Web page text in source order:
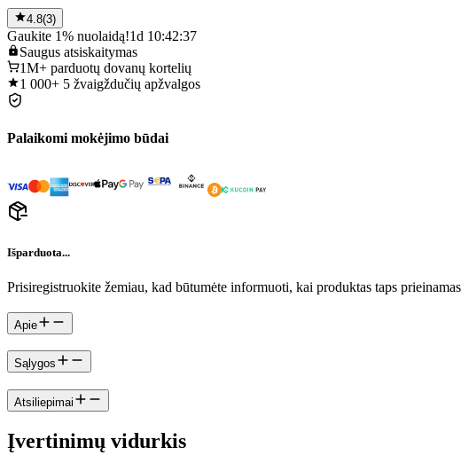
4.8(3)
Gaukite 1% nuolaidą!1d 10:42:37
Saugus atsiskaitymas
1M+ parduotų dovanų kortelių
1 000+ 5 žvaigždučių apžvalgos
Palaikomi mokėjimo būdai
Išparduota...
Prisiregistruokite žemiau, kad būtumėte informuoti, kai produktas taps
Apie
Sąlygos
Atsiliepimai
Įvertinimų vidurkis